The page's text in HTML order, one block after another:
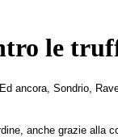
le
ancora, Sondrio,
anche grazie